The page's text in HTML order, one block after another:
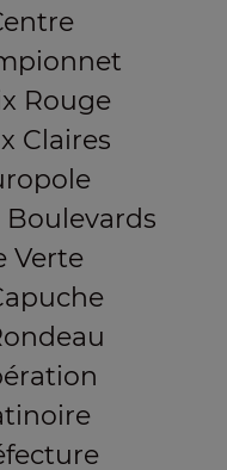
Rouge
Claires
Boulevards
Verte